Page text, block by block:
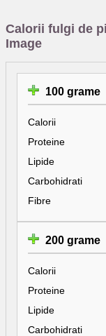
Calorii fulgi de
Image
100 grame
Calorii
Proteine
Lipide
Carbohidrati
Fibre
200 grame
Calorii
Proteine
Lipide
Carbohidrati